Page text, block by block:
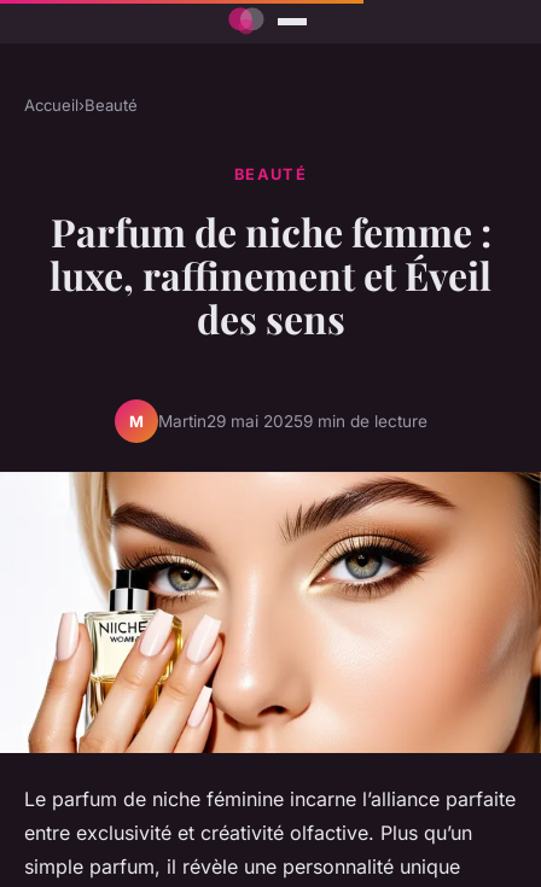
Accueil›Beauté
BEAUTÉ
Parfum de niche femme :
luxe, raffinement et Éveil
des sens
M Martin29 mai 20259 min de lecture
Le parfum de niche féminine incarne l’alliance parfaite
entre exclusivité et créativité olfactive. Plus qu’un
simple parfum, il révèle une personnalité unique